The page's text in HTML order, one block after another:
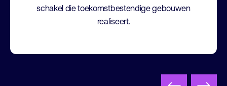
schakel die toekomstbestendige gebouwen
realiseert.